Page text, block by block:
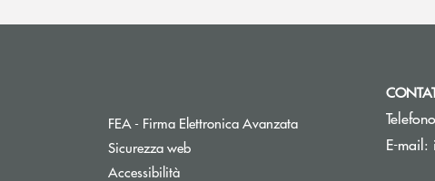
FEA - Firma Elettronica AvanzataApre una nuova finestra
Sicurezza web
Accessibilità
E-mail: